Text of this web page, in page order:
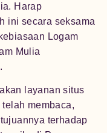
Harap
ini secara seksama
Logam
Mulia
layanan situs
membaca,
terhadap